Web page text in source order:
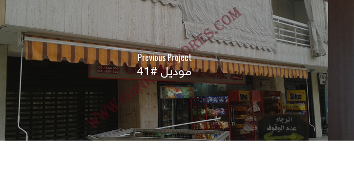
Previous Project
موديل #41